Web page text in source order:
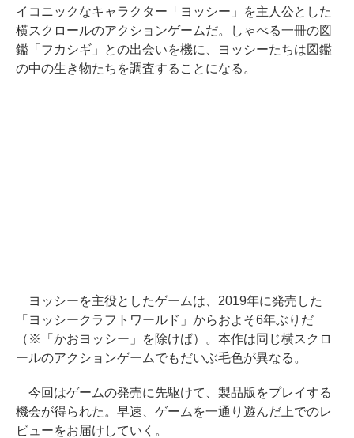
イコニックなキャラクター「ヨッシー」を主人公とした
横スクロールのアクションゲームだ。しゃべる一冊の図
鑑「フカシギ」との出会いを機に、ヨッシーたちは図鑑
の中の生き物たちを調査することになる。
ヨッシーを主役としたゲームは、2019年に発売した
「ヨッシークラフトワールド」からおよそ6年ぶりだ
（※「かおヨッシー」を除けば）。本作は同じ横スクロ
ールのアクションゲームでもだいぶ毛色が異なる。
今回はゲームの発売に先駆けて、製品版をプレイする
機会が得られた。早速、ゲームを一通り遊んだ上でのレ
ビューをお届けしていく。